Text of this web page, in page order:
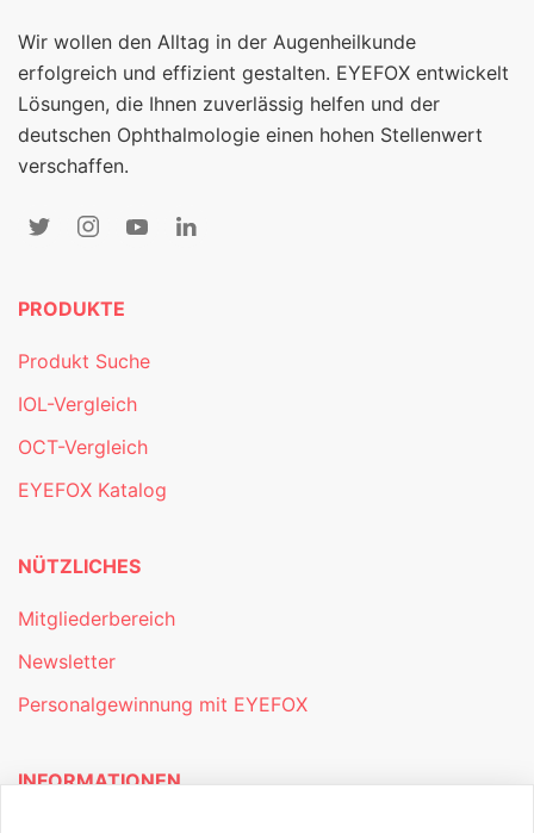
Wir wollen den Alltag in der Augenheilkunde
erfolgreich und effizient gestalten. EYEFOX entwickelt
Lösungen, die Ihnen zuverlässig helfen und der
deutschen Ophthalmologie einen hohen Stellenwert
verschaffen.
PRODUKTE
Produkt Suche
IOL-Vergleich
OCT-Vergleich
EYEFOX Katalog
NÜTZLICHES
Mitgliederbereich
Newsletter
Personalgewinnung mit EYEFOX
INFORMATIONEN